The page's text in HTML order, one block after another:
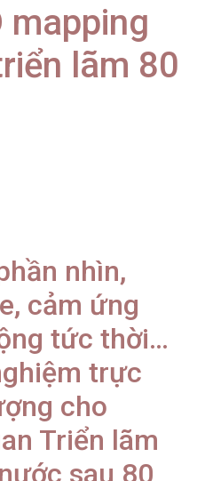
lãm 80
nhìn,
cảm ứng
tức thời…
trực
cho
Triển lãm
sau 80